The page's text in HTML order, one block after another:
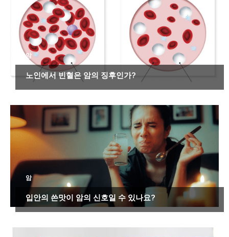
암
노인에서 빈혈은 암의 징후인가?
암
입안의 쓴맛이 암의 신호일 수 있나요?